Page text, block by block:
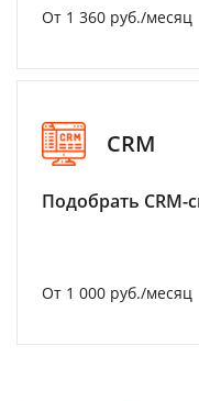
От 1 360 руб./месяц
CRM
Подобрать
От 1 000 руб./месяц